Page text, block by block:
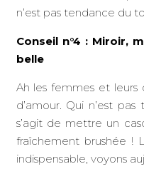
n’est pas tendance du
Conseil n°4 : Miroir,
belle
Ah les femmes et leurs
d’amour. Qui n’est
s’agit de mettre un
fraîchement brushée !
indispensable, voyons